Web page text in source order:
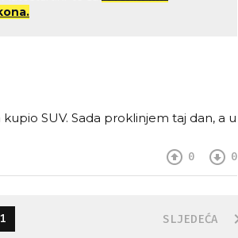
SUV. Sada proklinjem taj dan, a u
0 0
1 SLJEDEĆA